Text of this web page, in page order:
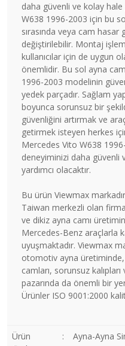
daha güvenli ve kolay
W638 1996-2003 için bu sol
sırasında veya cam
değiştirilebilir. Montaj
kullanıcılar için de uygun
önemlidir. Bu sol ayna
1996-2003 modelinin
yedek parçadır. Sağlam
boyunca sorunsuz bir
güvenliğini artırmak ve
getirmek isteyen herkes
Mercedes Vito W638
deneyiminizi daha
yardımcı olacaktır.
Bu ürün Viewmax
Taiwan merkezli olan firma
ve dikiz ayna camı
Mercedes-Benz araçlarla
uyuşmaktadır. Viewmax
otomotiv ayna üretiminde,
camları, sorunsuz
pazarında da önemli bir
Ürünler ISO 9001:2000
Ürün
: Ayna-Ayna